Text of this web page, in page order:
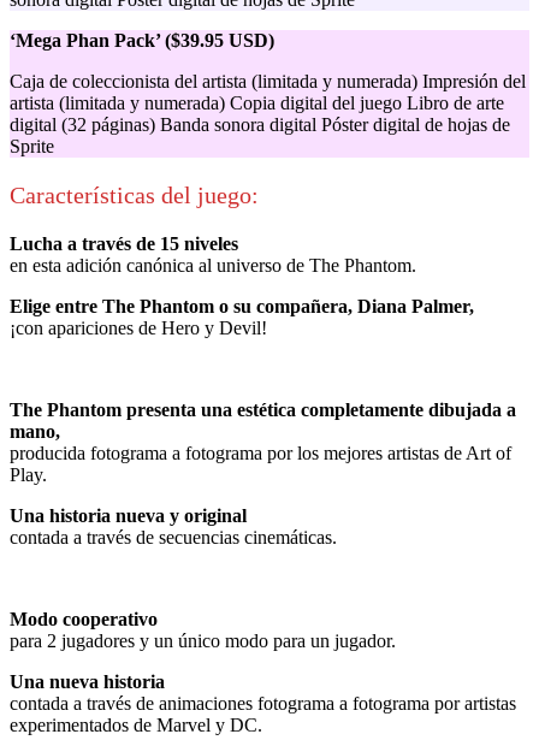
‘Mega Phan Pack’ ($39.95 USD)
Caja de coleccionista del artista (limitada y numerada) Impresión del
artista (limitada y numerada) Copia digital del juego Libro de arte
digital (32 páginas) Banda sonora digital Póster digital de hojas de
Sprite
Características del juego:
Lucha a través de 15 niveles
en esta adición canónica al universo de The Phantom.
Elige entre The Phantom o su compañera, Diana Palmer,
¡con apariciones de Hero y Devil!
The Phantom presenta una estética completamente dibujada a
mano,
producida fotograma a fotograma por los mejores artistas de Art of
Play.
Una historia nueva y original
contada a través de secuencias cinemáticas.
Modo cooperativo
para 2 jugadores y un único modo para un jugador.
Una nueva historia
contada a través de animaciones fotograma a fotograma por artistas
experimentados de Marvel y DC.